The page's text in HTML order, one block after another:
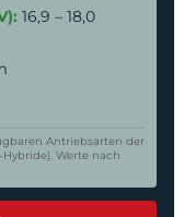
16,9 – 18,0
Antriebsarten der
Werte nach